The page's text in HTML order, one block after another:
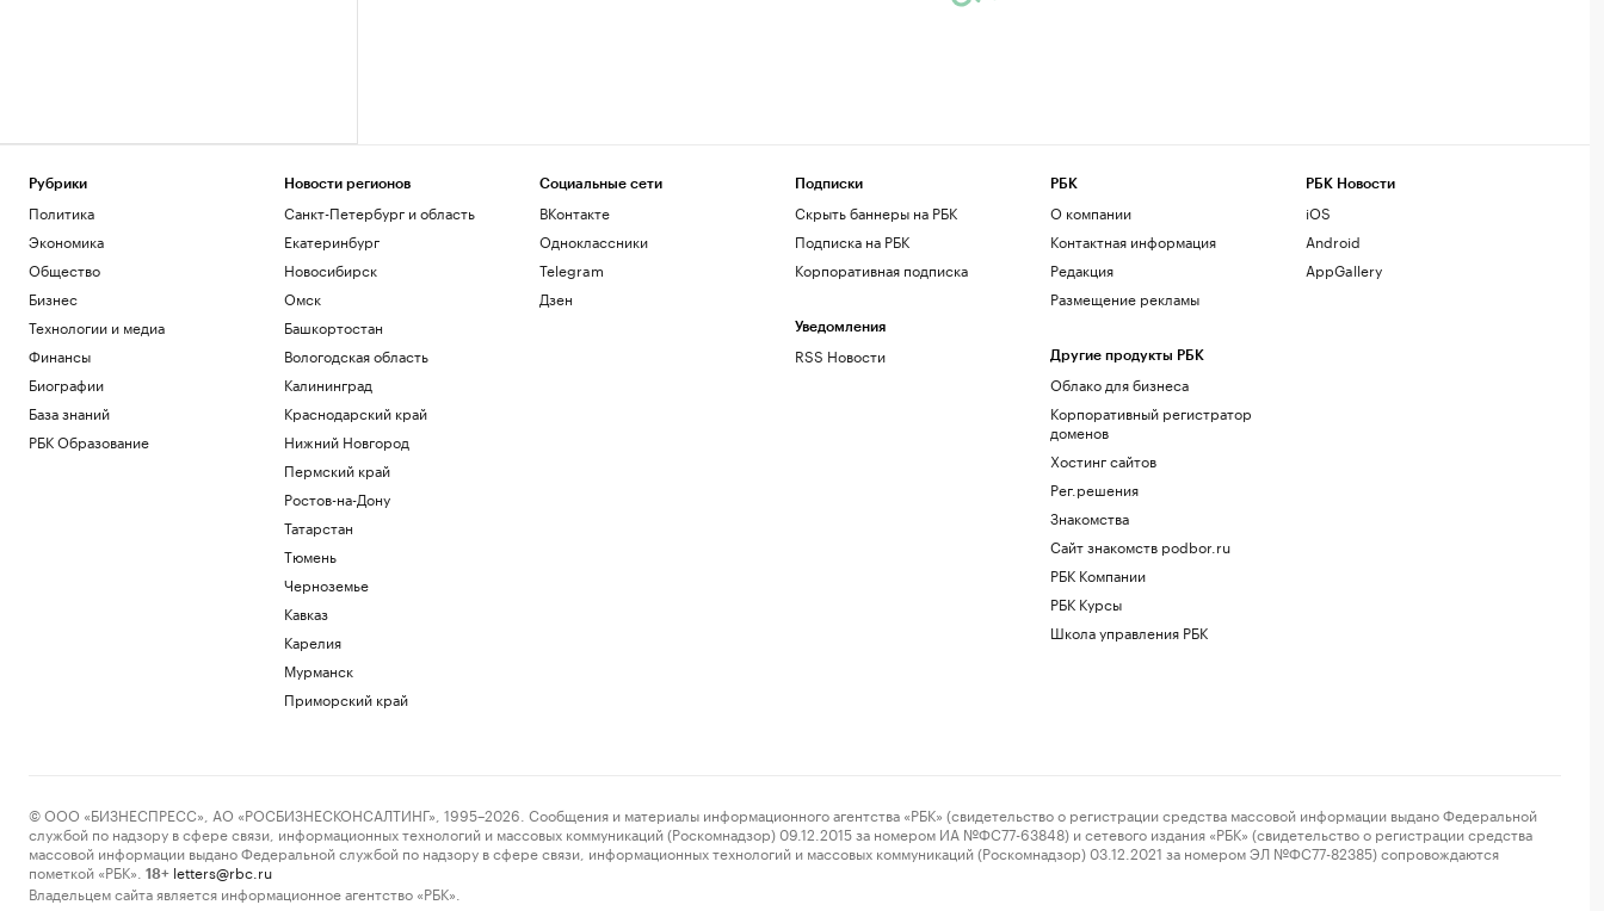
Рубрики
Политика
Экономика
Общество
Бизнес
Технологии и медиа
Финансы
Биографии
База знаний
РБК Образование
Новости регионов
Санкт-Петербург и область
Екатеринбург
Новосибирск
Омск
Башкортостан
Вологодская область
Калининград
Краснодарский край
Нижний Новгород
Пермский край
Ростов-на-Дону
Татарстан
Тюмень
Черноземье
Кавказ
Карелия
Мурманск
Приморский край
Социальные сети
ВКонтакте
Одноклассники
Telegram
Дзен
Подписки
Скрыть баннеры на РБК
Подписка на РБК
Корпоративная подписка
Уведомления
RSS Новости
РБК
О компании
Контактная информация
Редакция
Размещение рекламы
Другие продукты РБК
Облако для бизнеса
Корпоративный регистратор
доменов
Хостинг сайтов
Рег.решения
Знакомства
Сайт знакомств podbor.ru
РБК Компании
РБК Курсы
Школа управления РБК
РБК Новости
iOS
Android
AppGallery
© ООО «БИЗНЕСПРЕСС», АО «РОСБИЗНЕСКОНСАЛТИНГ», 1995–2026. Сообщения и материалы информационного агентства «РБК» (свидетельство о регистрации средства массовой информации выдано Федеральной
службой по надзору в сфере связи, информационных технологий и массовых коммуникаций (Роскомнадзор) 09.12.2015 за номером ИА №ФС77-63848) и сетевого издания «РБК» (свидетельство о регистрации средства
массовой информации выдано Федеральной службой по надзору в сфере связи, информационных технологий и массовых коммуникаций (Роскомнадзор) 03.12.2021 за номером ЭЛ №ФС77-82385) сопровождаются
пометкой «РБК».
18+ letters@rbc.ru
Владельцем сайта является информационное агентство «РБК».